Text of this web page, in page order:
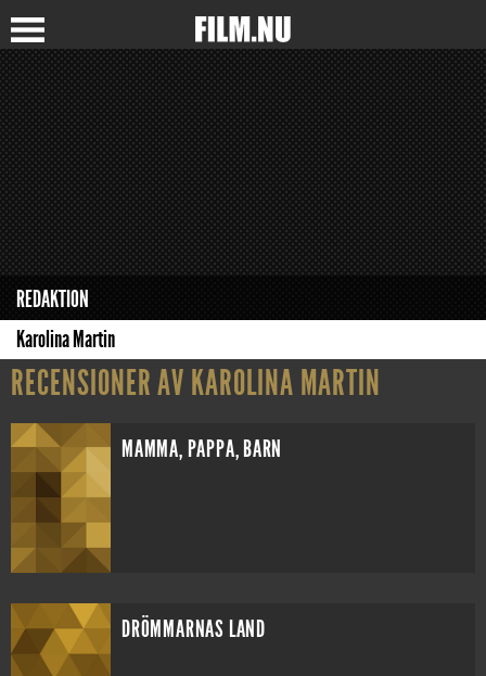
REDAKTION
Karolina Martin
RECENSIONER AV KAROLINA MARTIN
MAMMA, PAPPA, BARN
DRÖMMARNAS LAND